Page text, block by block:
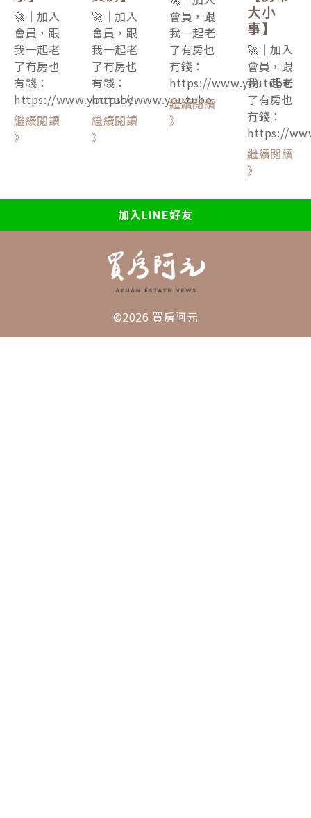
🚀｜加入
會員，跟
我一起老
了有房也
有錢：
https://www.youtube.
繼續閱讀
》
🚀｜加入
會員，跟
我一起老
了有房也
有錢：
https://www.youtube.
繼續閱讀
》
會員，跟
我一起老
了有房也
有錢：
https://www.youtube.
繼續閱讀
》
大小
事】
🚀｜加入
會員，跟
我一起老
了有房也
有錢：
https://
繼續閱讀
》
加入LINE好友
©2026 買房阿元